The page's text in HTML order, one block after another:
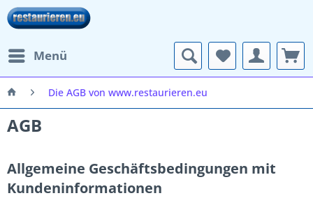
Menü
Die AGB von www.restaurieren.eu
AGB
Allgemeine Geschäftsbedingungen mit
Kundeninformationen